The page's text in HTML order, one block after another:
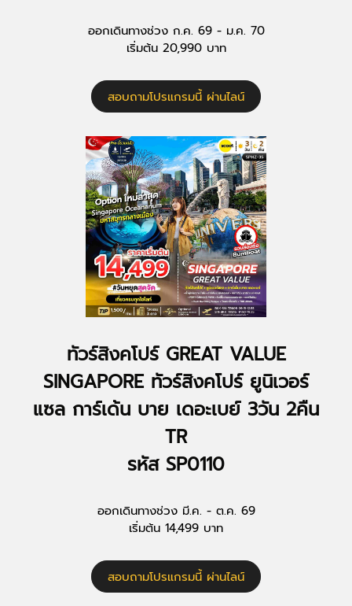
ออกเดินทางช่วง ก.ค. 69 - ม.ค. 70
เริ่มต้น 20,990 บาท
สอบถามโปรแกรมนี้ ผ่านไลน์
ทัวร์สิงคโปร์ GREAT VALUE
SINGAPORE ทัวร์สิงคโปร์ ยูนิเวอร์
แซล การ์เด้น บาย เดอะเบย์ 3วัน 2คืน
TR
รหัส SP0110
ออกเดินทางช่วง มี.ค. - ต.ค. 69
เริ่มต้น 14,499 บาท
สอบถามโปรแกรมนี้ ผ่านไลน์